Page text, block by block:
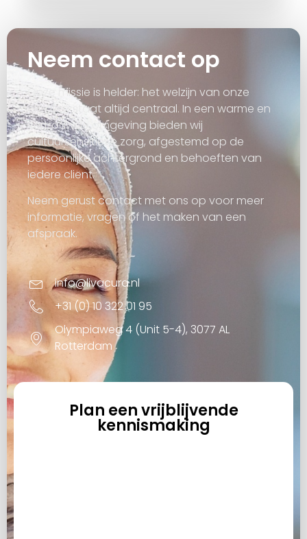
Neem contact op
Onze missie is helder: het welzijn van onze
cliënten staat altijd centraal. In een warme en
vertrouwde omgeving bieden wij
cultuursensitieve zorg, afgestemd op de
persoonlijke achtergrond en behoeften van
iedere cliënt.
Neem gerust contact met ons op voor meer
informatie, vragen of het maken van een
afspraak.
info@livacura.nl
+31 (0) 10 322 01 95
Olympiaweg 4 (Unit 5-4), 3077 AL
Rotterdam
Plan een vrijblijvende
kennismaking